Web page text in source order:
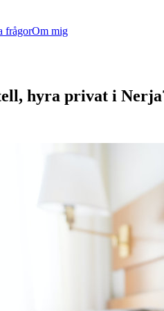
frågorOm mig
hyra privat i